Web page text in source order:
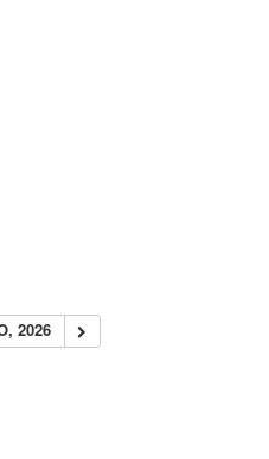
2026